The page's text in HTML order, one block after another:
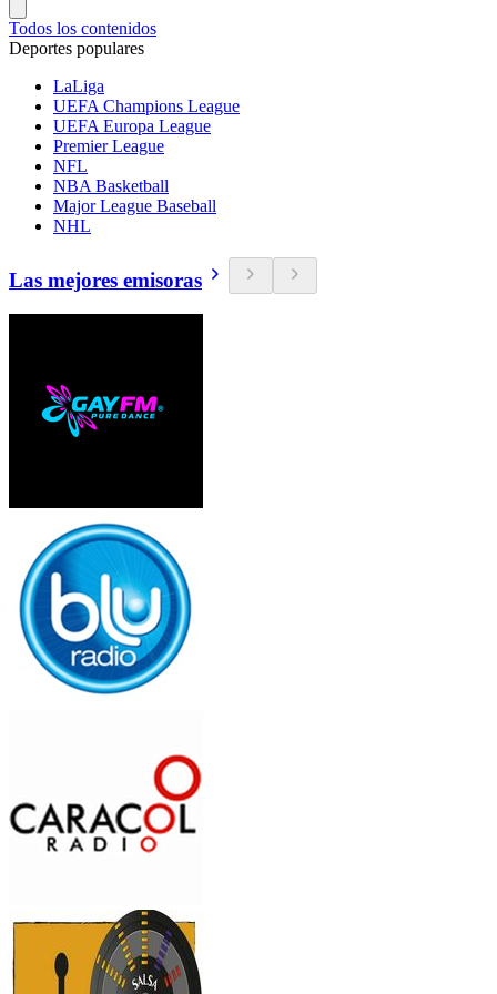
Todos los contenidos
Deportes populares
LaLiga
UEFA Champions League
UEFA Europa League
Premier League
NFL
NBA Basketball
Major League Baseball
NHL
Las mejores emisoras